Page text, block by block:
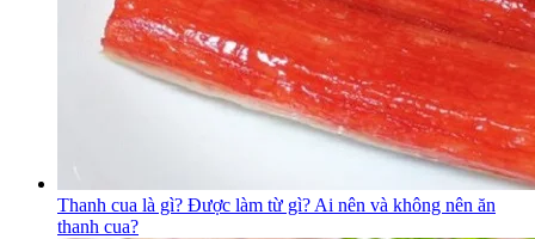
Thanh cua là gì? Được làm từ gì? Ai nên và không nên ăn
thanh cua?